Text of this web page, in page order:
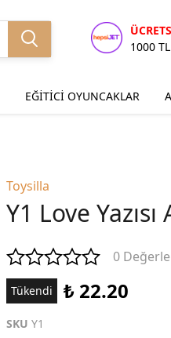
1000
EĞİTİCİ OYUNCAKLAR
Toysilla
Y1 Love
0
Tükendi ₺ 22.20
SKU Y1